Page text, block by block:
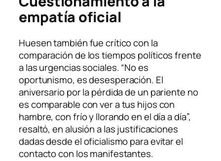
empatía oficial
Huesen también fue crítico con la
comparación de los tiempos políticos frente
a las urgencias sociales. “No es
oportunismo, es desesperación. El
aniversario por la pérdida de un pariente no
es comparable con ver a tus hijos con
hambre, con frío y llorando en el día a día”,
resaltó, en alusión a las justificaciones
dadas desde el oficialismo para evitar el
contacto con los manifestantes.